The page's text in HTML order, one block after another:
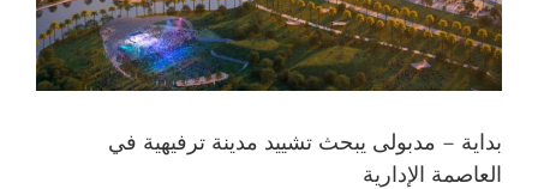
بداية – مدبولى يبحث تشييد مدينة ترفيهية في
العاصمة الإدارية